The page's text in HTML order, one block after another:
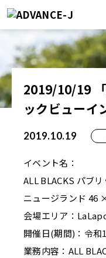
2019/10/19
ックビュー
2019.10.19
イベント名：
ALL BLACKS パブ
ニュージランド 46
会場エリア：
開催日(期間)：令和
業務内容：ALL